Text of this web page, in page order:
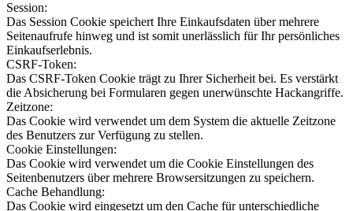
Session:
Das Session Cookie speichert Ihre Einkaufsdaten über mehrere
Seitenaufrufe hinweg und ist somit unerlässlich für Ihr persönliches
Einkaufserlebnis.
CSRF-Token:
Das CSRF-Token Cookie trägt zu Ihrer Sicherheit bei. Es verstärkt
die Absicherung bei Formularen gegen unerwünschte Hackangriffe.
Zeitzone:
Das Cookie wird verwendet um dem System die aktuelle Zeitzone
des Benutzers zur Verfügung zu stellen.
Cookie Einstellungen:
Das Cookie wird verwendet um die Cookie Einstellungen des
Seitenbenutzers über mehrere Browsersitzungen zu speichern.
Cache Behandlung:
Das Cookie wird eingesetzt um den Cache für unterschiedliche